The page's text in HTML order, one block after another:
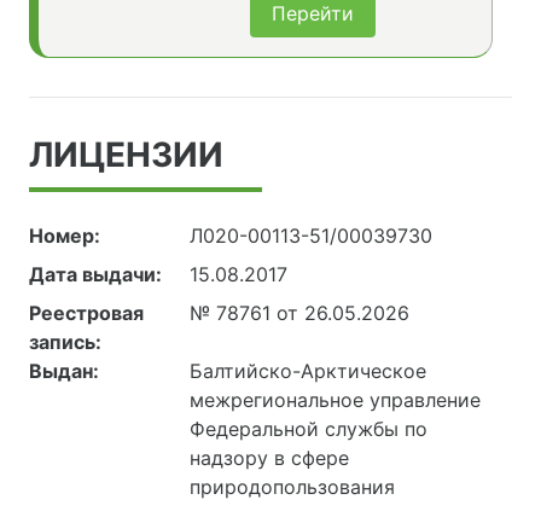
Перейти
ЛИЦЕНЗИИ
Номер:
Л020-00113-51/00039730
Дата выдачи:
15.08.2017
Реестровая
запись:
№ 78761 от 26.05.2026
Выдан:
Балтийско-Арктическое
межрегиональное управление
Федеральной службы по
надзору в сфере
природопользования